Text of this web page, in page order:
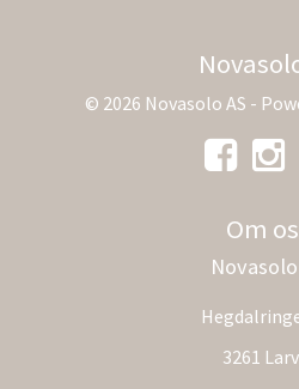
© 2026 Novasolo AS -
Om
3261